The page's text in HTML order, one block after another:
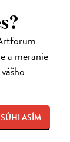
a meranie
SÚHLASÍM